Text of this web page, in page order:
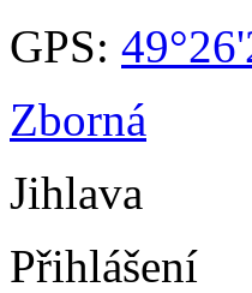
GPS:
Zborná
Jihlava
Přihlášení